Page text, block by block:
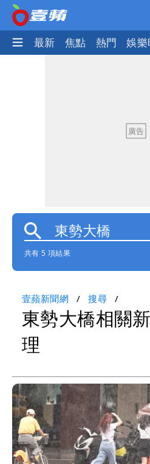
最新 焦點 熱門 娛樂
共有 5 項結果
壹蘋新聞網 搜尋
東勢大橋相關
理